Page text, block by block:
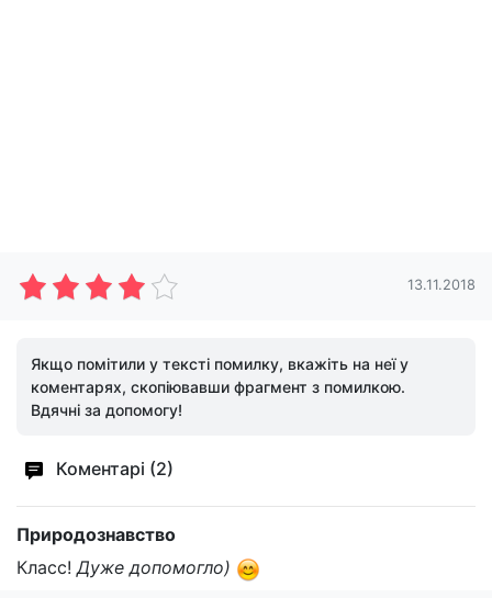
13.11.2018
Якщо помітили у тексті помилку, вкажіть на неї у
коментарях, скопіювавши фрагмент з помилкою.
Вдячні за допомогу!
Коментарі (2)
Природознавство
Класс!Дуже допомогло)